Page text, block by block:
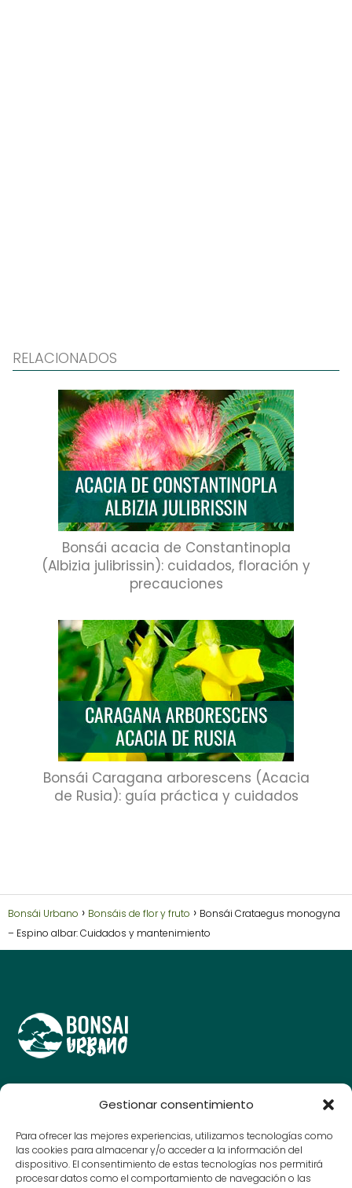
Gestionar consentimiento
Para ofrecer las mejores experiencias, utilizamos tecnologías como
las cookies para almacenar y/o acceder a la información del
dispositivo. El consentimiento de estas tecnologías nos permitirá
procesar datos como el comportamiento de navegación o las
RELACIONADOS
Bonsái acacia de Constantinopla
(Albizia julibrissin): cuidados, floración y
precauciones
Bonsái Caragana arborescens (Acacia
de Rusia): guía práctica y cuidados
Bonsái Urbano Bonsáis de flor y fruto
Bonsái Crataegus monogyna
– Espino albar: Cuidados y mantenimiento
Guías y consejos para amantes del bonsái, cuida y
© Bonsai Urbano 2025